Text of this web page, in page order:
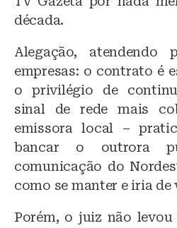
década.
Alegação, atendendo
empresas: o contrato é
o privilégio de
sinal de rede mais
emissora local –
bancar o outrora
comunicação do
como se manter e iria de
Porém, o juiz não